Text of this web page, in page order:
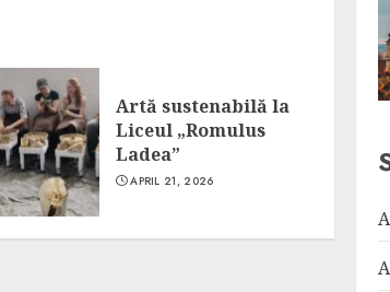
Artă sustenabilă la
Liceul „Romulus
Ladea”
APRIL 21, 2026